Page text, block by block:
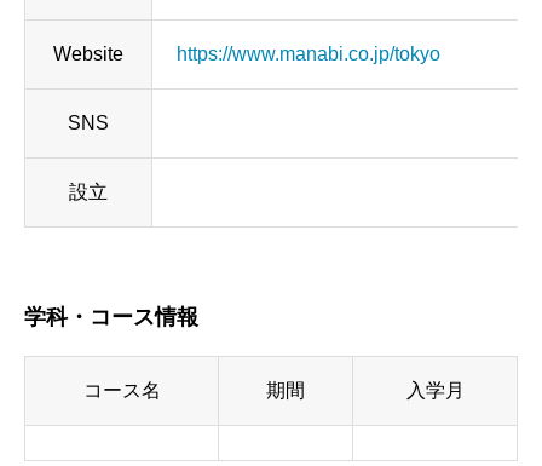
Website https://www.manabi.co.jp/tokyo
SNS
設立
学科・コース情報
コース名 期間 入学月